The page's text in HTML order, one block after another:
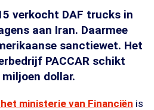
verkocht DAF trucks in
aan Iran. Daarmee
sanctiewet. Het
PACCAR schikt
dollar.
ministerie van Financiën is